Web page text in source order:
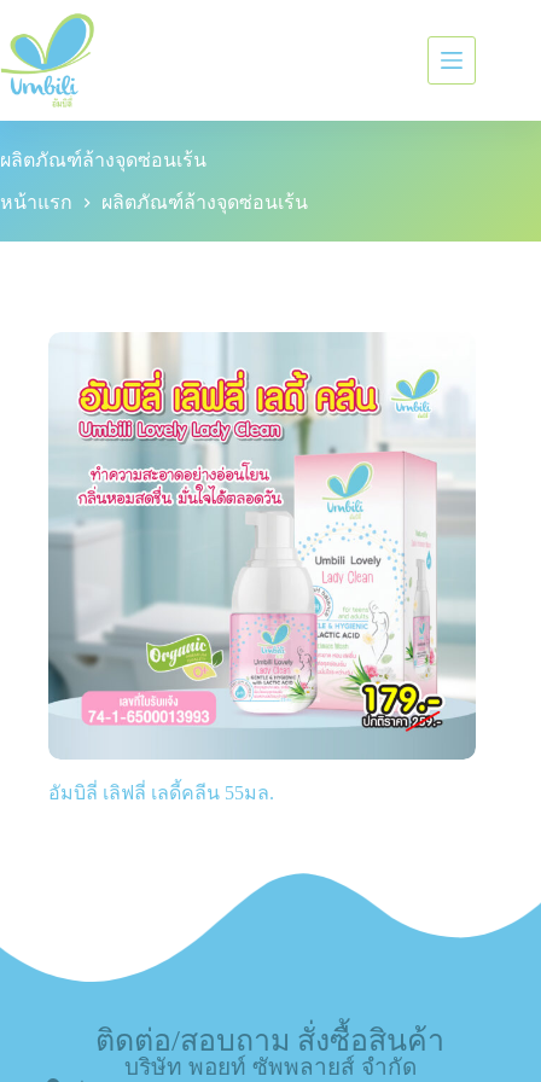
ผลิตภัณฑ์ล้างจุดซ่อนเร้น
หน้าแรก ผลิตภัณฑ์ล้างจุดซ่อนเร้น
อัมบิลี่ เลิฟลี่ เลดี้คลีน 55มล.
ติดต่อ/สอบถาม สั่งซื้อสินค้า
บริษัท พอยท์ ซัพพลายส์ จำกัด